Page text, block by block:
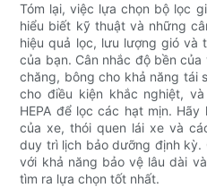
Tóm lại, việc lựa chọn bộ lọc
hiểu biết kỹ thuật và những
hiệu quả lọc, lưu lượng gió và
của bạn. Cân nhắc độ bền
chăng, bông cho khả năng tái
cho điều kiện khắc nghiệt,
HEPA để lọc các hạt mịn.
của xe, thói quen lái xe và
duy trì lịch bảo dưỡng định kỳ.
với khả năng bảo vệ lâu dài
tìm ra lựa chọn tốt nhất.